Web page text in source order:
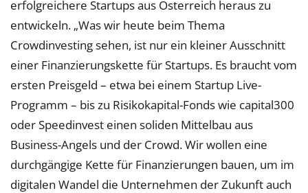
erfolgreichere Startups aus Österreich heraus zu
entwickeln. „Was wir heute beim Thema
Crowdinvesting sehen, ist nur ein kleiner Ausschnitt
einer Finanzierungskette für Startups. Es braucht vom
ersten Preisgeld – etwa bei einem Startup Live-
Programm – bis zu Risikokapital-Fonds wie capital300
oder Speedinvest einen soliden Mittelbau aus
Business-Angels und der Crowd. Wir wollen eine
durchgängige Kette für Finanzierungen bauen, um im
digitalen Wandel die Unternehmen der Zukunft auch